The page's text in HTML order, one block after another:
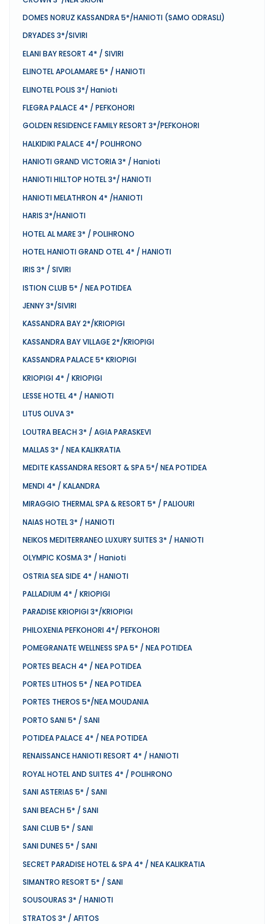
DOMES NORUZ KASSANDRA 5*/HANIOTI (SAMO ODRASLI)
DRYADES 3*/SIVIRI
ELANI BAY RESORT 4* / SIVIRI
ELINOTEL APOLAMARE 5* / HANIOTI
ELINOTEL POLIS 3*/ Hanioti
FLEGRA PALACE 4* / PEFKOHORI
GOLDEN RESIDENCE FAMILY RESORT 3*/PEFKOHORI
HALKIDIKI PALACE 4*/ POLIHRONO
HANIOTI GRAND VICTORIA 3* / Hanioti
HANIOTI HILLTOP HOTEL 3*/ HANIOTI
HANIOTI MELATHRON 4* /HANIOTI
HARIS 3*/HANIOTI
HOTEL AL MARE 3* / POLIHRONO
HOTEL HANIOTI GRAND OTEL 4* / HANIOTI
IRIS 3* / SIVIRI
ISTION CLUB 5* / NEA POTIDEA
JENNY 3*/SIVIRI
KASSANDRA BAY 2*/KRIOPIGI
KASSANDRA BAY VILLAGE 2*/KRIOPIGI
KASSANDRA PALACE 5* KRIOPIGI
KRIOPIGI 4* / KRIOPIGI
LESSE HOTEL 4* / HANIOTI
LITUS OLIVA 3*
LOUTRA BEACH 3* / AGIA PARASKEVI
MALLAS 3* / NEA KALIKRATIA
MEDITE KASSANDRA RESORT & SPA 5*/ NEA POTIDEA
MENDI 4* / KALANDRA
MIRAGGIO THERMAL SPA & RESORT 5* / PALIOURI
NAIAS HOTEL 3* / HANIOTI
NEIKOS MEDITERRANEO LUXURY SUITES 3* / HANIOTI
OLYMPIC KOSMA 3* / Hanioti
OSTRIA SEA SIDE 4* / HANIOTI
PALLADIUM 4* / KRIOPIGI
PARADISE KRIOPIGI 3*/KRIOPIGI
PHILOXENIA PEFKOHORI 4*/ PEFKOHORI
POMEGRANATE WELLNESS SPA 5* / NEA POTIDEA
PORTES BEACH 4* / NEA POTIDEA
PORTES LITHOS 5* / NEA POTIDEA
PORTES THEROS 5*/NEA MOUDANIA
PORTO SANI 5* / SANI
POTIDEA PALACE 4* / NEA POTIDEA
RENAISSANCE HANIOTI RESORT 4* / HANIOTI
ROYAL HOTEL AND SUITES 4* / POLIHRONO
SANI ASTERIAS 5* / SANI
SANI BEACH 5* / SANI
SANI CLUB 5* / SANI
SANI DUNES 5* / SANI
SECRET PARADISE HOTEL & SPA 4* / NEA KALIKRATIA
SIMANTRO RESORT 5* / SANI
SOUSOURAS 3* / HANIOTI
STRATOS 3* / AFITOS